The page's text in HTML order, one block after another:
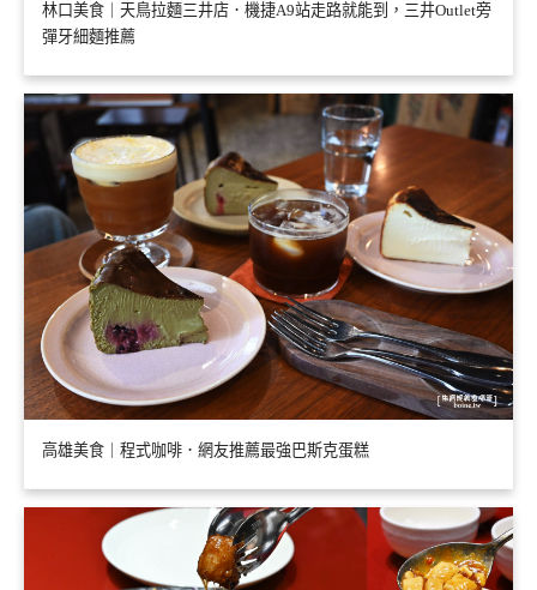
林口美食｜天鳥拉麵三井店．機捷A9站走路就能到，三井Outlet旁
彈牙細麵推薦
高雄美食｜程式咖啡．網友推薦最強巴斯克蛋糕